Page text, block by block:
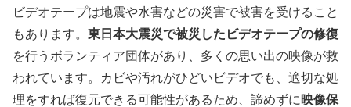
ビデオテープは地震や水害などの災害で被害を受けること
もあります。 東日本大震災で被災したビデオテープの修復
を行うボランティア団体があり、多くの思い出の映像が救
われています。カビや汚れがひどいビデオでも、適切な処
理をすれば復元できる可能性があるため、諦めずに 映像保